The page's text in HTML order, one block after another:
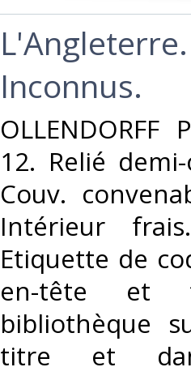
Inconnus.‎
12. Relié
Couv.
Intérieur
Etiquette de
en-tête et
bibliothèque
titre et